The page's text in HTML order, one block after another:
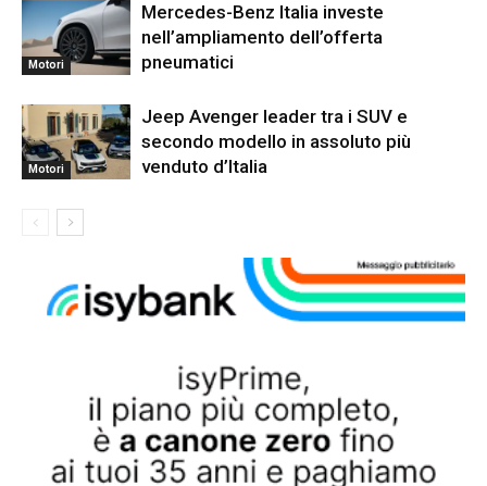
Motori
Mercedes-Benz Italia investe
nell’ampliamento dell’offerta
pneumatici
Motori
Jeep Avenger leader tra i SUV e
secondo modello in assoluto più
venduto d’Italia